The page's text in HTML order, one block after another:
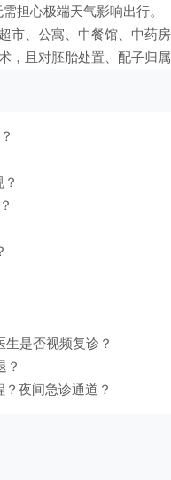
担心极端天气影响出行。
市、公寓、中餐馆、中药
，且对胚胎处置、配子归
是否视频复诊？
？
夜间急诊通道？